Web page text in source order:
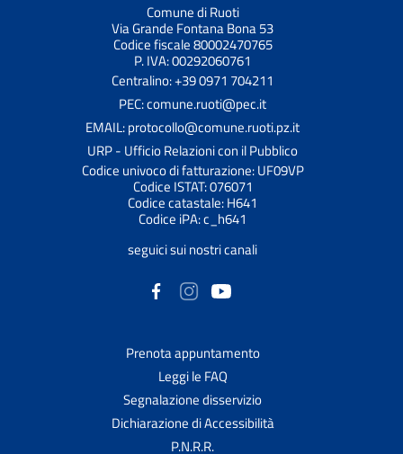
Comune di Ruoti
Via Grande Fontana Bona 53
Codice fiscale 80002470765
P. IVA: 00292060761
Centralino: +39 0971 704211
PEC: comune.ruoti@pec.it
EMAIL: protocollo@comune.ruoti.pz.it
URP - Ufficio Relazioni con il Pubblico
Codice univoco di fatturazione: UF09VP
Codice ISTAT: 076071
Codice catastale: H641
Codice iPA: c_h641
seguici sui nostri canali
Prenota appuntamento
Leggi le FAQ
Segnalazione disservizio
Dichiarazione di Accessibilità
P.N.R.R.